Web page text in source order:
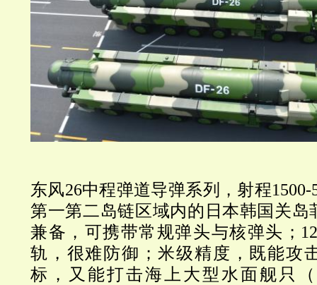
东风26中程弹道导弹系列，射程
第一第二岛链区域内的日本韩国关岛
兼备，可携带常规弹头与核弹头；
轨，很难防御；米级精度，既能攻
标，又能打击海上大型水面舰只